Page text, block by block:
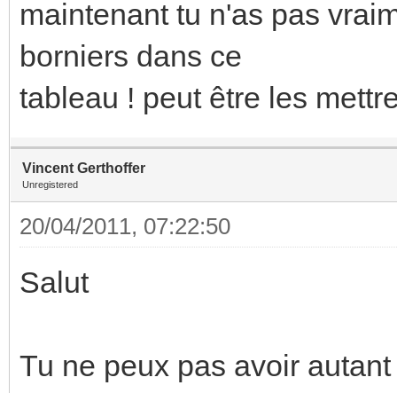
maintenant tu n'as pas
borniers dans ce
tableau ! peut être les
Vincent Gerthoffer
Unregistered
20/04/2011, 07:22:50
Salut
Tu ne peux pas avoir